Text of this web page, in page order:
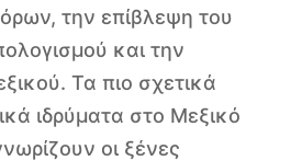
την επίβλεψη του
και την
Τα πιο σχετικά
ιδρύματα στο Μεξικό
οι ξένες